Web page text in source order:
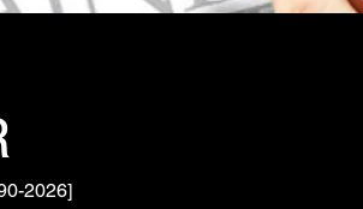
2026]